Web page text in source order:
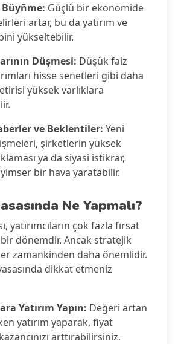
Güçlü bir ekonomide
artar, bu da yatırım ve
yükseltebilir.
Düşmesi: Düşük faiz
hisse senetleri gibi daha
yüksek varlıklara
ve Beklentiler: Yeni
şirketlerin yüksek
ya da siyasi istikrar,
bir hava yaratabilir.
Ne Yapmalı?
yatırımcıların çok fazla fırsat
dönemdir. Ancak stratejik
zamankinden daha önemlidir.
dikkat etmeniz
Yatırım Yapın: Değeri artan
yatırım yaparak, fiyat
arttırabilirsiniz.